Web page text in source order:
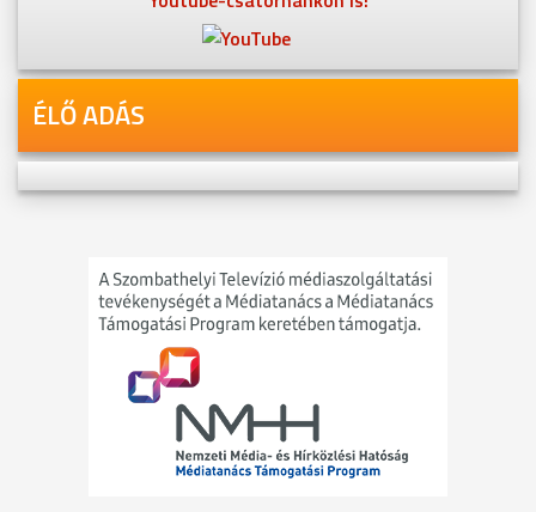
ÉLŐ ADÁS